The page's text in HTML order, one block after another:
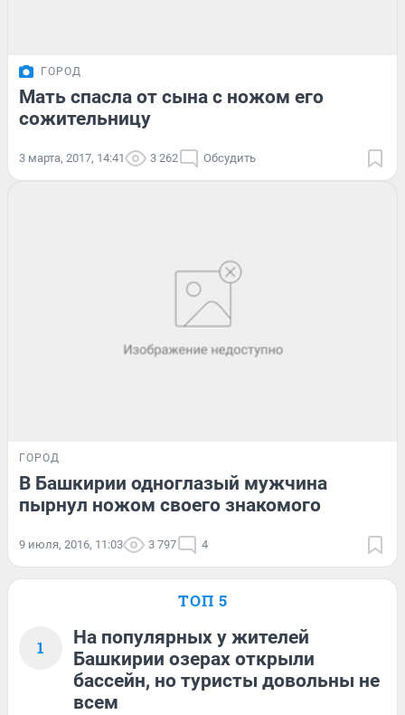
ГОРОД
Мать спасла от сына с ножом его
сожительницу
3 марта, 2017, 14:41 3 262 Обсудить
ГОРОД
В Башкирии одноглазый мужчина
пырнул ножом своего знакомого
9 июля, 2016, 11:03 3 797 4
ТОП 5
1
На популярных у жителей
Башкирии озерах открыли
бассейн, но туристы довольны не
всем